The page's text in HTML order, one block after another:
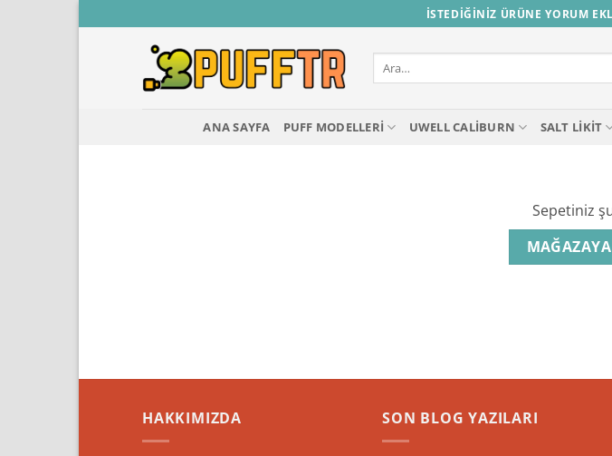
atla
İSTEDİĞİNİZ ÜRÜNE YORUM
Ara:
ANA SAYFA PUFF MODELLERI UWELL CALIBURN SALT LIKIT
Sepetiniz
HAKKIMIZDA SON BLOG YAZILARI